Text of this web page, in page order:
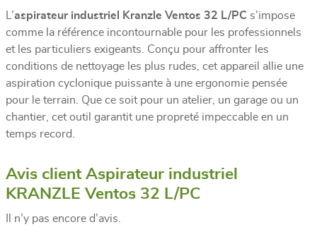
L’aspirateur industriel Kranzle Ventos 32 L/PC s’impose
comme la référence incontournable pour les professionnels
et les particuliers exigeants. Conçu pour affronter les
conditions de nettoyage les plus rudes, cet appareil allie une
aspiration cyclonique puissante à une ergonomie pensée
pour le terrain. Que ce soit pour un atelier, un garage ou un
chantier, cet outil garantit une propreté impeccable en un
temps record.
Avis client Aspirateur industriel
KRANZLE Ventos 32 L/PC
Il n’y pas encore d’avis.